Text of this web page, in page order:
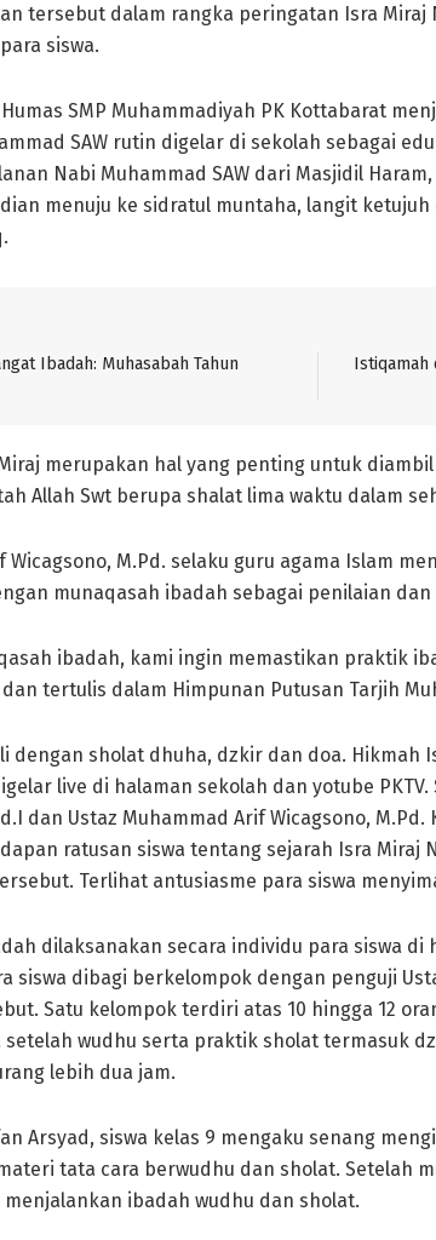
tersebut dalam rangka peringatan Isra Miraj
siswa.
SMP Muhammadiyah PK Kottabarat
SAW rutin digelar di sekolah sebagai
Nabi Muhammad SAW dari Masjidil
menuju ke sidratul muntaha, langit
Ibadah: Muhasabah Tahun
Istiqamah
merupakan hal yang penting untuk
Allah Swt berupa shalat lima waktu dalam
Wicagsono, M.Pd. selaku guru agama Islam
munaqasah ibadah sebagai penilaian
ibadah, kami ingin memastikan praktik
dan tertulis dalam Himpunan Putusan Tarjih
dengan sholat dhuha, dzkir dan doa. Hikmah
live di halaman sekolah dan yotube PKTV.
dan Ustaz Muhammad Arif Wicagsono,
ratusan siswa tentang sejarah Isra Miraj
Terlihat antusiasme para siswa
dilaksanakan secara individu para siswa
siswa dibagi berkelompok dengan penguji
Satu kelompok terdiri atas 10 hingga 12
setelah wudhu serta praktik sholat termasuk
lebih dua jam.
Arsyad, siswa kelas 9 mengaku senang
tata cara berwudhu dan sholat. Setelah
menjalankan ibadah wudhu dan sholat.